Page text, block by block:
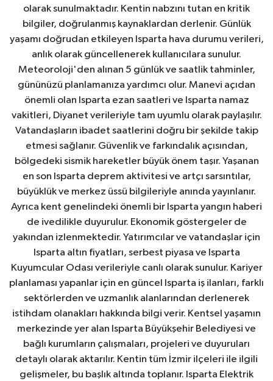
olarak sunulmaktadır. Kentin nabzını tutan en kritik
bilgiler, doğrulanmış kaynaklardan derlenir. Günlük
yaşamı doğrudan etkileyen Isparta hava durumu verileri,
anlık olarak güncellenerek kullanıcılara sunulur.
Meteoroloji'den alınan 5 günlük ve saatlik tahminler,
gününüzü planlamanıza yardımcı olur. Manevi açıdan
önemli olan Isparta ezan saatleri ve Isparta namaz
vakitleri, Diyanet verileriyle tam uyumlu olarak paylaşılır.
Vatandaşların ibadet saatlerini doğru bir şekilde takip
etmesi sağlanır. Güvenlik ve farkındalık açısından,
bölgedeki sismik hareketler büyük önem taşır. Yaşanan
en son Isparta deprem aktivitesi ve artçı sarsıntılar,
büyüklük ve merkez üssü bilgileriyle anında yayınlanır.
Ayrıca kent genelindeki önemli bir Isparta yangın haberi
de ivedilikle duyurulur. Ekonomik göstergeler de
yakından izlenmektedir. Yatırımcılar ve vatandaşlar için
Isparta altın fiyatları, serbest piyasa ve Isparta
Kuyumcular Odası verileriyle canlı olarak sunulur. Kariyer
planlaması yapanlar için en güncel Isparta iş ilanları, farklı
sektörlerden ve uzmanlık alanlarından derlenerek
istihdam olanakları hakkında bilgi verir. Kentsel yaşamın
merkezinde yer alan Isparta Büyükşehir Belediyesi ve
bağlı kurumların çalışmaları, projeleri ve duyuruları
detaylı olarak aktarılır. Kentin tüm İzmir ilçeleri ile ilgili
gelişmeler, bu başlık altında toplanır. Isparta Elektrik